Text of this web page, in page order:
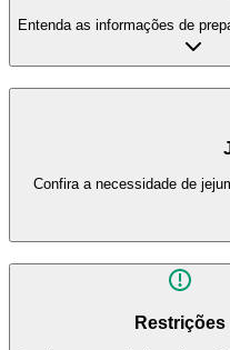
Entenda as informações de
Confira a necessidade de
Restrições